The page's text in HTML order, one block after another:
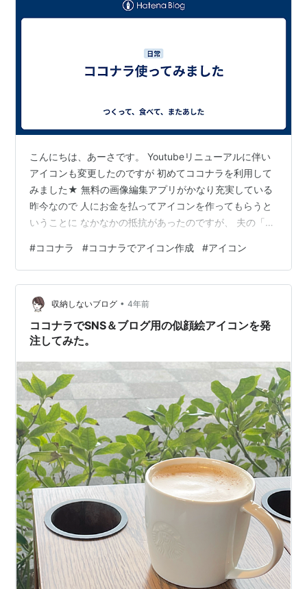
こんにちは、あーさです。 Youtubeリニューアルに伴い
アイコンも変更したのですが 初めてココナラを利用して
みました★ 無料の画像編集アプリがかなり充実している
昨今なので 人にお金を払ってアイコンを作ってもらうと
いうことに なかなかの抵抗があったのですが、 夫の「投
た。 「SNS アイコン」とかで検索をかけるとかなりのク
リエイターさんが 出てきましたが皆様さすがお金とるだ
けあるなってクオリティーです。 綺麗なイラストからポ
ップなイラストまでよりどりみどりです☘ お値段も
1,000円ほどの方もいれば20,000円の方もいらっしゃい
ました💰 ちな…
#ココナラ #ココナラでアイコン作成 #アイコン
収納しないブログ • 4年前
ココナラでSNS＆ブログ用の似顔絵アイコンを発
注してみた。